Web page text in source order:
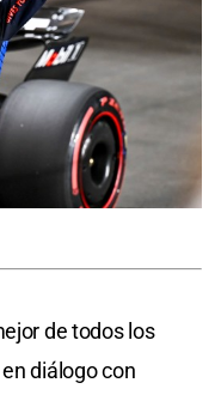
de todos los
diálogo con